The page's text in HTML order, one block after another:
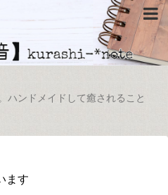
ハンドメイドして癒されること
ます